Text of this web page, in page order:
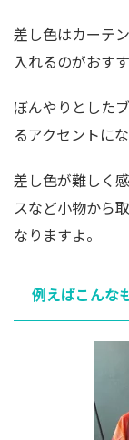
差し色はカーテ
入れるのがおすす
ぼんやりとした
るアクセントにな
差し色が難しく
スなど小物から
なりますよ。
例えばこんな